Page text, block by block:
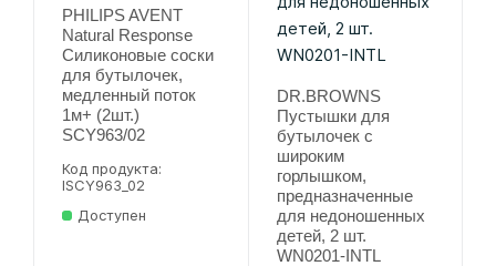
PHILIPS AVENT
Natural Response
Силиконовые соски
для бутылочек,
медленный поток
1м+ (2шт.)
SCY963/02
Код продукта:
lSCY963_02
Доступен
DR.BROWNS
Пустышки для
бутылочек с
широким
горлышком,
предназначенные
для недоношенных
детей, 2 шт.
WN0201-INTL